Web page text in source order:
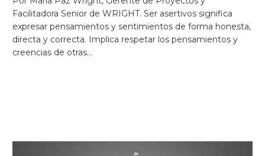
Facilitadora Senior de WRIGHT. Ser asertivos significa
expresar pensamientos y sentimientos de forma honesta,
directa y correcta. Implica respetar los pensamientos y
creencias de otras…